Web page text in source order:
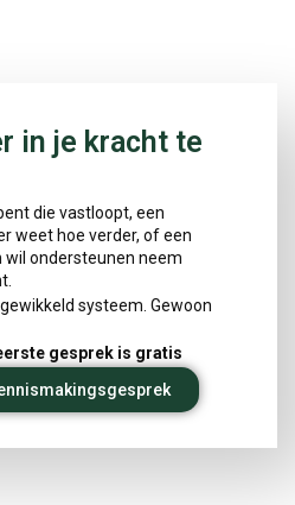
in je kracht te
die vastloopt, een
weet hoe verder, of een
ondersteunen neem
systeem. Gewoon
gesprek is gratis